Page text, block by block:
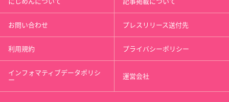
お問い合わせ プレスリリース送付先
利用規約 プライバシーポリシー
インフォマティブデータポリシ
ー 運営会社